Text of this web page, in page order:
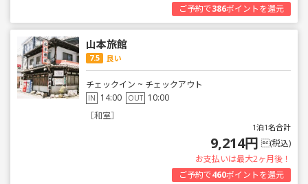
ご予約で386ポイントを還元
山本旅館
7.5 良い
チェックイン ~ チェックアウト
IN 14:00 OUT 10:00
［和室］
1泊1名合計
9,214円 (税込)
お支払いは最大2ヶ月後！
ご予約で460ポイントを還元